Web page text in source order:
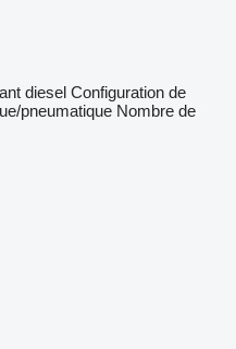
diesel Configuration de
pneumatique Nombre de